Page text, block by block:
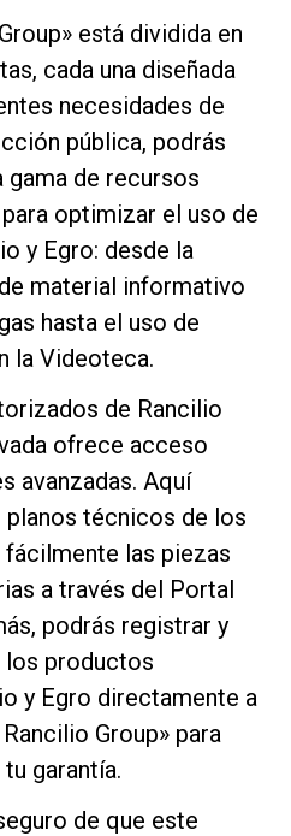
está dividida en
cada una diseñada
necesidades de
pública, podrás
gama de recursos
optimizar el uso de
y Egro: desde la
material informativo
hasta el uso de
la Videoteca.
de Rancilio
ofrece acceso
avanzadas. Aquí
técnicos de los
las piezas
a través del Portal
podrás registrar y
los productos
y Egro directamente a
Group» para
garantía.
de que este